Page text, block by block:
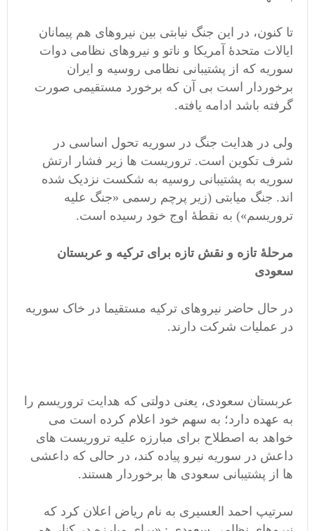
تا کنون، در این جنگ نیابتی بین نیروهای هم پیمانان
ایالات متحدۀ آمریکا و ناتو و نیروهای نظامی دوات
سوریه که از پشتیبانی نظامی روسیه و ایران
برخوردار است بی آن که برخورد مستقیمی صورت
گرفته باشد ادامه یافته.
ولی در هدایت جنگ در سوریه تحول اساسی در
شرف تکوین است. تروریست ها زیر فشار ارتش
سوریه به پشتیبانی روسیه به شکست نزدیک شده
اند. جنگ میابتی (زیر پرچم رسمی «جنگ علیه
تروریسم») به نقطۀ اوج خود رسیده است.
مرحلۀ تازه و نقش تازه برای ترکیه و عربستان
سعودی
در حال حاضر نیروهای ترکیه مستقیما در خاک سوریه
در عملیات شرکت دارند.
عربستان سعودی، یعنی دولتی که هدایت تروریسم را
به عهده دارد؛ به سهم خود اعلام کرده است می
خواهد به اصطلاح برای مبارزه علیه تروریست های
داعش در سوریه نیرو پیاده کند، در حالی که داعشی
ها از پشتیبانی سعودی ها برخوردار هستند.
سرتیپ احمد العسیری به نام ریاض اعلان کرد که